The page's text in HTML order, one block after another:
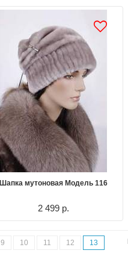
Шапка мутоновая Модель 116
2 499 р.
9 10 11 12 13